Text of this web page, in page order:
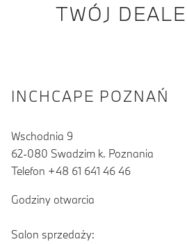
TWÓJ
INCHCAPE POZNAŃ
Wschodnia 9
62-080 Swadzim k. Poznania
Telefon +48 61 641 46 46
Godziny otwarcia
Salon sprzedaży: